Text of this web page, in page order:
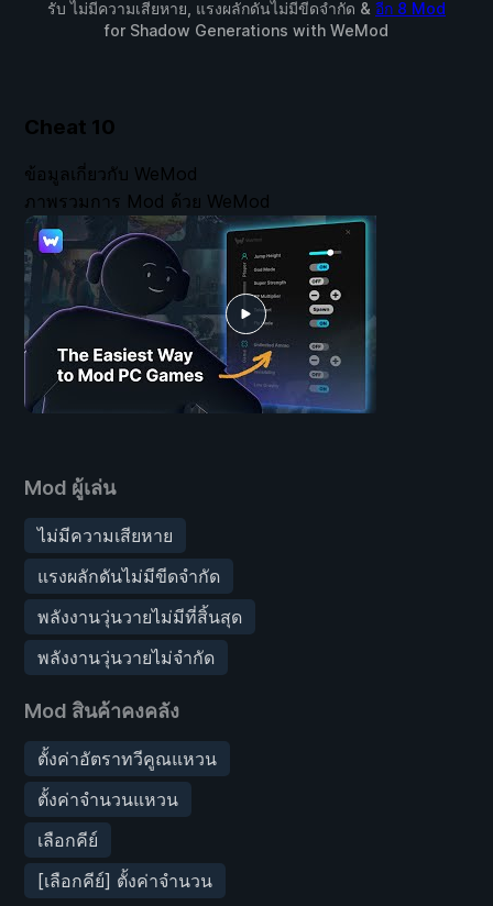
รับ ไม่มีความเสียหาย, แรงผลักดันไม่มีขีดจำกัด & อีก 8 Mod
for Shadow Generations with WeMod
Cheat 10
Mod ผู้เล่น
ไม่มีความเสียหาย
แรงผลักดันไม่มีขีดจำกัด
พลังงานวุ่นวายไม่มีที่สิ้นสุด
พลังงานวุ่นวายไม่จำกัด
Mod สินค้าคงคลัง
ตั้งค่าอัตราทวีคูณแหวน
ตั้งค่าจำนวนแหวน
เลือกคีย์
[เลือกคีย์] ตั้งค่าจำนวน
ข้อมูลเกี่ยวกับ WeMod
ภาพรวมการ Mod ด้วย WeMod